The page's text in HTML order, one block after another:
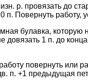
р. провязать до
Повернуть работу,
булавка, которую
довязать 1 п. до
повернуть или
п. +1 предыдущая